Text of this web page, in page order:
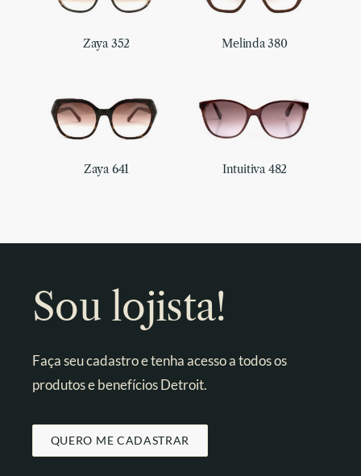
Zaya 352 Melinda 380
Zaya 641 Intuitiva 482
Sou lojista!
Faça seu cadastro e tenha acesso a todos os
produtos e benefícios Detroit.
QUERO ME CADASTRAR